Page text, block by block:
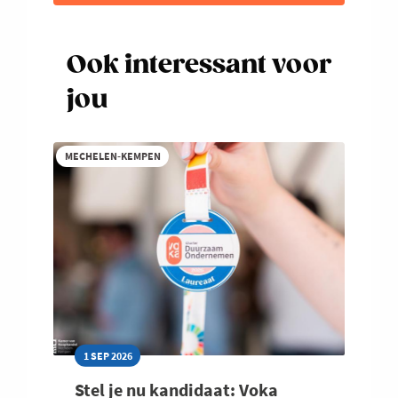
Ook interessant voor
jou
MECHELEN-KEMPEN
1 SEP 2026
Stel je nu kandidaat: Voka